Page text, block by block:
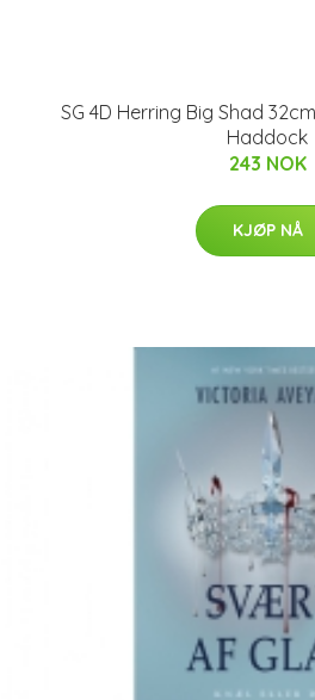
SG 4D Herring Big Shad
Haddock
243 NOK
KJØP NÅ